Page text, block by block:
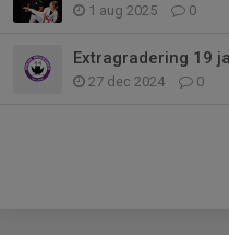
1 aug 2025 0
Extragradering 19
27 dec 2024 0